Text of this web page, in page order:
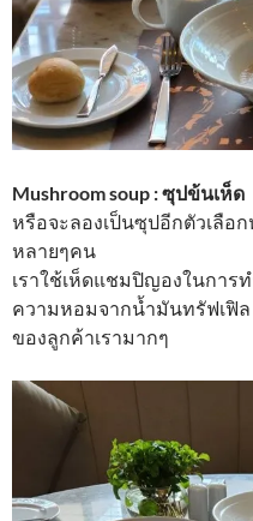
Mushroom soup : ซุปข้นเห็ด
หรือจะลองเป็นซุปอีกตัวเลือ
หลายๆคน
เราใช้เห็ดแชมปิญองในการ
ความหอมจากน้ำมันทรัฟเฟิ
ของลูกค้าเรามากๆ